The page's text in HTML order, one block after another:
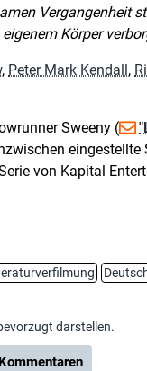
Vergangenheit
Körper
, Peter Mark Kendall,
Sweeny (
eingestellte
von Kapital
darstellen.